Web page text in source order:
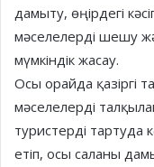
дамыту, өңірдегі
мәселелерді шешу
мүмкіндік жасау.
Осы орайда қазіргі
мәселелерді
туристерді тартуда
етіп, осы саланы